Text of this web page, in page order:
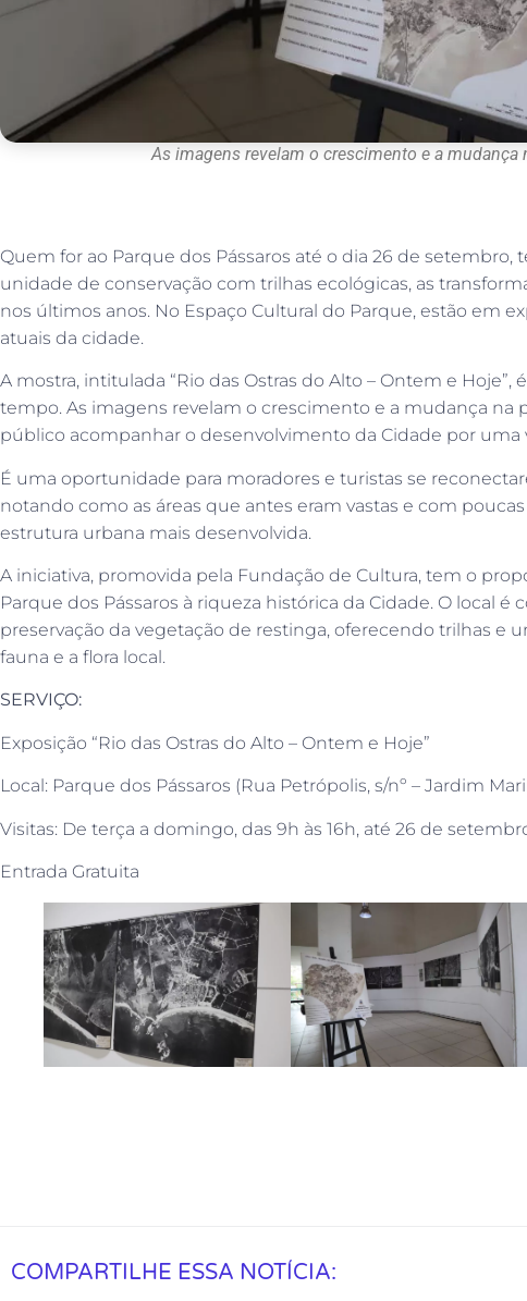
As imagens revelam o crescimento e a mudança
Quem for ao Parque dos Pássaros até o dia 26 de
unidade de conservação com trilhas ecológicas, as
nos últimos anos. No Espaço Cultural do Parque, estão em
atuais da cidade.
A mostra, intitulada “Rio das Ostras do Alto – Ontem e
tempo. As imagens revelam o crescimento e a mudança na
público acompanhar o desenvolvimento da Cidade por uma
É uma oportunidade para moradores e turistas se
notando como as áreas que antes eram vastas e com
estrutura urbana mais desenvolvida.
A iniciativa, promovida pela Fundação de Cultura, tem o
Parque dos Pássaros à riqueza histórica da Cidade. O local
preservação da vegetação de restinga, oferecendo trilhas e
fauna e a flora local.
SERVIÇO:
Exposição “Rio das Ostras do Alto – Ontem e Hoje”
Local: Parque dos Pássaros (Rua Petrópolis, s/nº – Jardim
Visitas: De terça a domingo, das 9h às 16h, até 26 de
Entrada Gratuita
COMPARTILHE ESSA NOTÍCIA: